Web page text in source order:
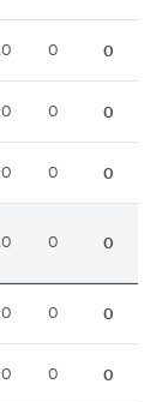
0 0
0 0
0 0
0 0
0 0
0 0